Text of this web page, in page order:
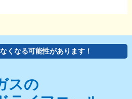
くなる可能性があります！
スの